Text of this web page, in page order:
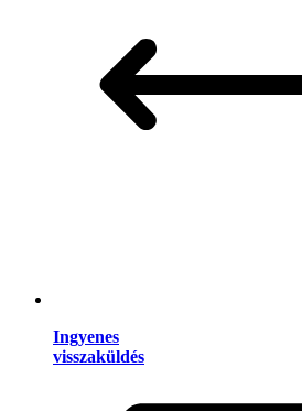
Ingyenes
visszaküldés